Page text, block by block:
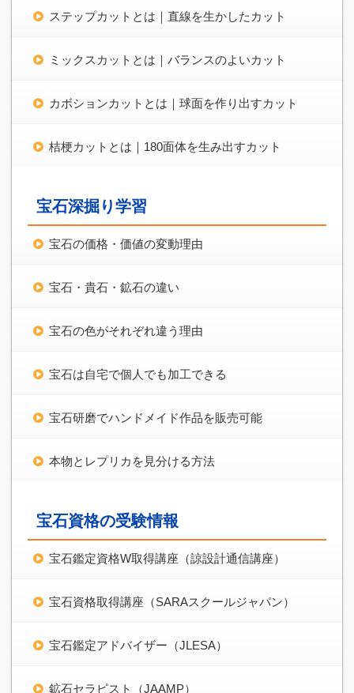
ステップカットとは｜直線を生かしたカット
ミックスカットとは｜バランスのよいカット
カボションカットとは｜球面を作り出すカット
桔梗カットとは｜180面体を生み出すカット
宝石深掘り学習
宝石の価格・価値の変動理由
宝石・貴石・鉱石の違い
宝石の色がそれぞれ違う理由
宝石は自宅で個人でも加工できる
宝石研磨でハンドメイド作品を販売可能
本物とレプリカを見分ける方法
宝石資格の受験情報
宝石鑑定資格W取得講座（諒設計通信講座）
宝石資格取得講座（SARAスクールジャパン）
宝石鑑定アドバイザー（JLESA）
鉱石セラピスト（JAAMP）